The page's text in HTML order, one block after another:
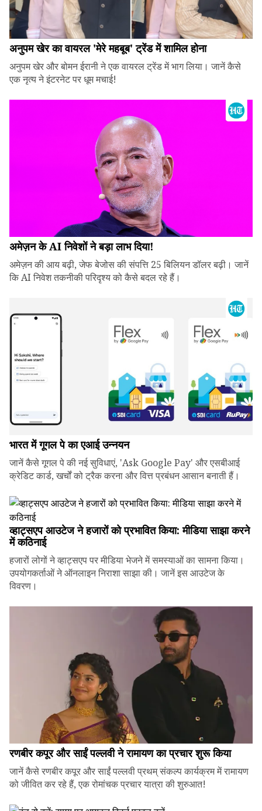
अनुपम खेर का वायरल 'मेरे महबूब' ट्रेंड में शामिल होना
अनुपम खेर और बोमन ईरानी ने एक वायरल ट्रेंड में भाग लिया। जानें कैसे
एक नृत्य ने इंटरनेट पर धूम मचाई!
अमेज़न के AI निवेशों ने बड़ा लाभ दिया!
अमेज़न की आय बढ़ी, जेफ बेजोस की संपत्ति 25 बिलियन डॉलर बढ़ी। जानें
कि AI निवेश तकनीकी परिदृश्य को कैसे बदल रहे हैं।
भारत में गूगल पे का एआई उन्नयन
जानें कैसे गूगल पे की नई सुविधाएं, 'Ask Google Pay' और एसबीआई
क्रेडिट कार्ड, खर्चों को ट्रैक करना और वित्त प्रबंधन आसान बनाती हैं।
व्हाट्सएप आउटेज ने हजारों को प्रभावित किया: मीडिया साझा करने
में कठिनाई
हजारों लोगों ने व्हाट्सएप पर मीडिया भेजने में समस्याओं का सामना किया।
उपयोगकर्ताओं ने ऑनलाइन निराशा साझा की। जानें इस आउटेज के
विवरण।
रणबीर कपूर और साईं पल्लवी ने रामायण का प्रचार शुरू किया
जानें कैसे रणबीर कपूर और साईं पल्लवी प्रथम् संकल्प कार्यक्रम में रामायण
को जीवित कर रहे हैं, एक रोमांचक प्रचार यात्रा की शुरुआत!